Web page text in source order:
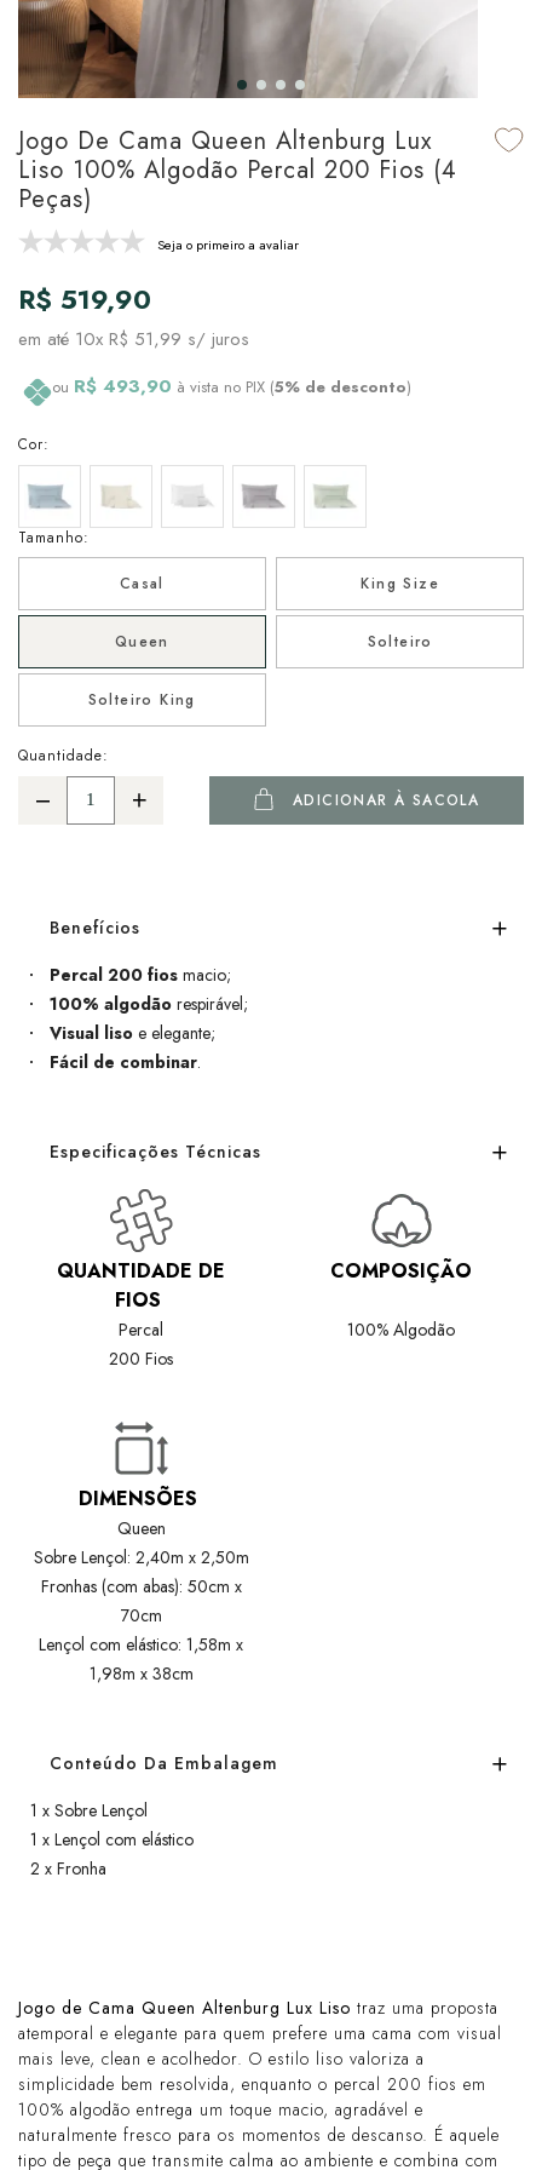
em Marcas
em Tapetes
de Colchão & Travesseiro
& Sobre-Lençol Avulso
& Manta para Cama
Cama
Edredom & Duvet
Prato & Copa
de Cozinha
em Mesa & Cozinha
em Banho
Jogo De Cama Queen Altenburg Lux
Liso 100% Algodão Percal 200 Fios (4
Peças)
Seja o primeiro a avaliar
R$ 519,90
em até 10x R$ 51,99 s/ juros
ou R$ 493,90 à vista no PIX (5% de desconto)
Tamanho:
Casal King Size
Queen Solteiro
Solteiro King
Cor:
Quantidade:
ADICIONAR À SACOLA
Benefícios
Percal 200 fios macio;
100% algodão respirável;
Visual liso e elegante;
Fácil de combinar.
Especificações Técnicas
QUANTIDADE DE
FIOS
Percal
200 Fios
COMPOSIÇÃO
100% Algodão
DIMENSÕES
Queen
Sobre Lençol: 2,40m x 2,50m
Fronhas (com abas): 50cm x
70cm
Lençol com elástico: 1,58m x
1,98m x 38cm
Conteúdo Da Embalagem
1 x Sobre Lençol
1 x Lençol com elástico
2 x Fronha
Jogo de Cama Queen Altenburg Lux Liso traz uma proposta
atemporal e elegante para quem prefere uma cama com visual
mais leve, clean e acolhedor. O estilo liso valoriza a
simplicidade bem resolvida, enquanto o percal 200 fios em
100% algodão entrega um toque macio, agradável e
naturalmente fresco para os momentos de descanso. É aquele
tipo de peça que transmite calma ao ambiente e combina com